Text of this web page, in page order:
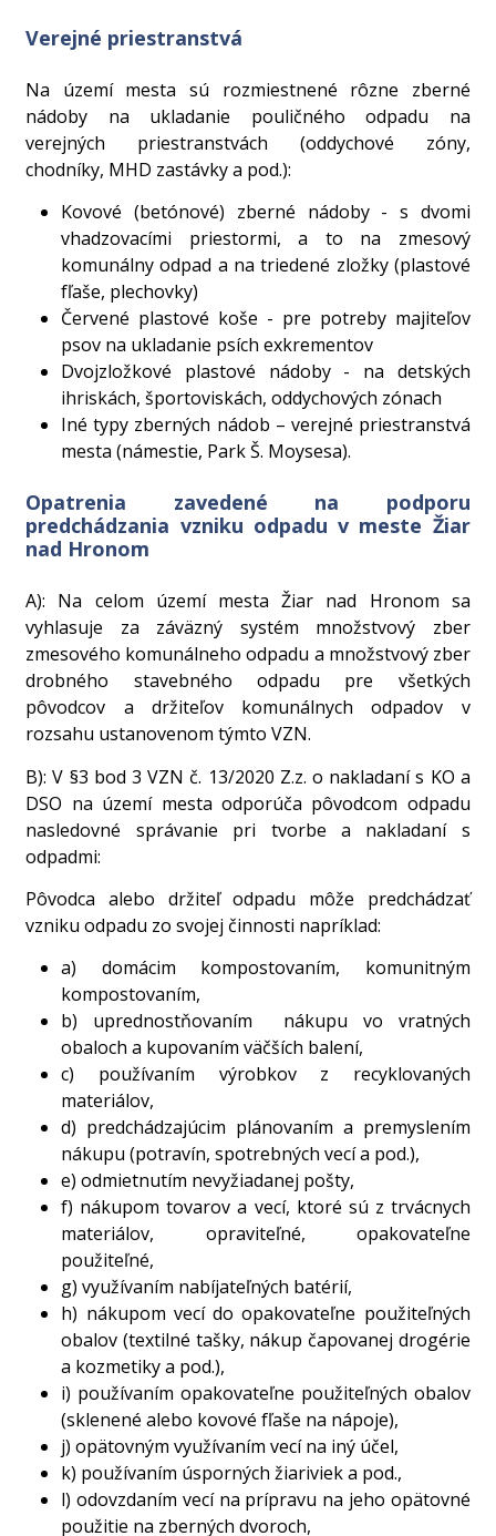
Verejné priestranstvá
Na území mesta sú rozmiestnené rôzne zberné
nádoby na ukladanie pouličného odpadu na
verejných priestranstvách (oddychové zóny,
chodníky, MHD zastávky a pod.):
Kovové (betónové) zberné nádoby - s dvomi
vhadzovacími priestormi, a to na zmesový
komunálny odpad a na triedené zložky (plastové
fľaše, plechovky)
Červené plastové koše - pre potreby majiteľov
psov na ukladanie psích exkrementov
Dvojzložkové plastové nádoby - na detských
ihriskách, športoviskách, oddychových zónach
Iné typy zberných nádob – verejné priestranstvá
mesta (námestie, Park Š. Moysesa).
Opatrenia zavedené na podporu
predchádzania vzniku odpadu v meste Žiar
nad Hronom
A): Na celom území mesta Žiar nad Hronom sa
vyhlasuje za záväzný systém množstvový zber
zmesového komunálneho odpadu a množstvový zber
drobného stavebného odpadu pre všetkých
pôvodcov a držiteľov komunálnych odpadov v
rozsahu ustanovenom týmto VZN.
B): V §3 bod 3 VZN č. 13/2020 Z.z. o nakladaní s KO a
DSO na území mesta odporúča pôvodcom odpadu
nasledovné správanie pri tvorbe a nakladaní s
odpadmi:
Pôvodca alebo držiteľ odpadu môže predchádzať
vzniku odpadu zo svojej činnosti napríklad:
a) domácim kompostovaním, komunitným
kompostovaním,
b) uprednostňovaním nákupu vo vratných
obaloch a kupovaním väčších balení,
c) používaním výrobkov z recyklovaných
materiálov,
d) predchádzajúcim plánovaním a premyslením
nákupu (potravín, spotrebných vecí a pod.),
e) odmietnutím nevyžiadanej pošty,
f) nákupom tovarov a vecí, ktoré sú z trvácnych
materiálov, opraviteľné, opakovateľne
použiteľné,
g) využívaním nabíjateľných batérií,
h) nákupom vecí do opakovateľne použiteľných
obalov (textilné tašky, nákup čapovanej drogérie
a kozmetiky a pod.),
i) používaním opakovateľne použiteľných obalov
(sklenené alebo kovové fľaše na nápoje),
j) opätovným využívaním vecí na iný účel,
k) používaním úsporných žiariviek a pod.,
l) odovzdaním vecí na prípravu na jeho opätovné
použitie na zberných dvoroch,